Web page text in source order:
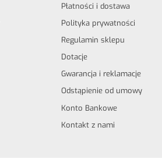
Płatności i dostawa
Polityka prywatności
Regulamin sklepu
Dotacje
Gwarancja i reklamacje
Odstąpienie od umowy
Konto Bankowe
Kontakt z nami